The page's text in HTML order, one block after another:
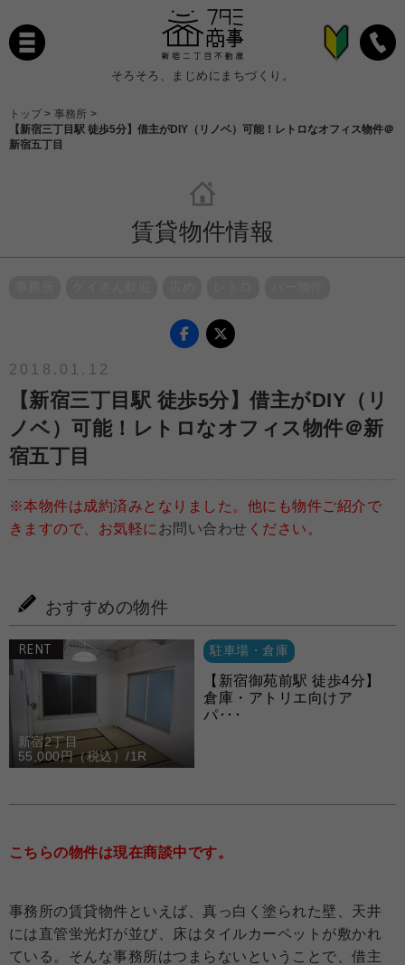
そろそろ、まじめにまちづくり。
トップ >事務所 >
【新宿三丁目駅 徒歩5分】借主がDIY（リノベ）可能！レトロなオフィス物件＠
新宿五丁目
賃貸物件情報
2018.01.12
【新宿三丁目駅 徒歩5分】借主がDIY（リ
ノベ）可能！レトロなオフィス物件＠新
宿五丁目
※本物件は成約済みとなりました。他にも物件ご紹介で
きますので、お気軽に お問い合わせ ください。
おすすめの物件
新宿2丁目
55,000円（税込）/1R
RENT 駐車場・倉庫
【新宿御苑前駅 徒歩4分】
倉庫・アトリエ向けア
パ･･･
こちらの物件は現在商談中です。
事務所の賃貸物件といえば、真っ白く塗られた壁、天井
には直管蛍光灯が並び、床はタイルカーペットが敷かれ
ている。そんな事務所はつまらないということで、借主